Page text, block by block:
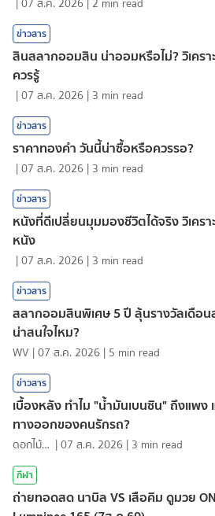
07 ส.ค. 2026 2 min read
ข่าวสาร
สินสลากออมสิน น่าออมหรือไม่? วิเคร
ควรรู้
|07 ส.ค. 2026 | 3 min read
ข่าวสาร
ราคาทองคํา วันนี้น่าซื้อหรือควรรอ?
|07 ส.ค. 2026 | 3 min read
ข่าวสาร
หนังที่ดีเปลี่ยนมุมมองชีวิตได้จริง วิเคร
หนัง
|07 ส.ค. 2026 | 3 min read
ข่าวสาร
สลากออมสินพิเศษ 5 ปี ลุ้นรางวัลเดือน
น่าสนใจไหม?
WV |07 ส.ค. 2026 | 5 min read
ข่าวสาร
เบื้องหลัง ทำไม "น้ำมันเบนซิน" ถึงแพง
ทางออกของคนรักรถ?
ดอกไม้กับสายน้ำ |07 ส.ค. 2026 | 3 min read
กีฬา
ถ่ายทอดสด นาบิล VS เสือคิม ดูมวย